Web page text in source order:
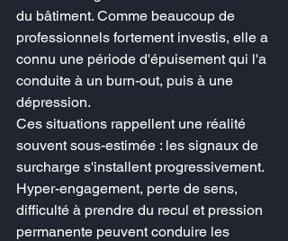
du bâtiment. Comme beaucoup de
professionnels fortement investis, elle a
connu une période d'épuisement qui l'a
conduite à un burn-out, puis à une
dépression.
Ces situations rappellent une réalité
souvent sous-estimée : les signaux de
surcharge s'installent progressivement.
Hyper-engagement, perte de sens,
difficulté à prendre du recul et pression
permanente peuvent conduire les